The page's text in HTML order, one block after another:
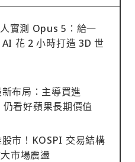
實測 Opus 5：給一
花 2 小時打造 3D 世
布局：主導買進
看好蘋果長期價值
市！KOSPI 交易結構
市場震盪